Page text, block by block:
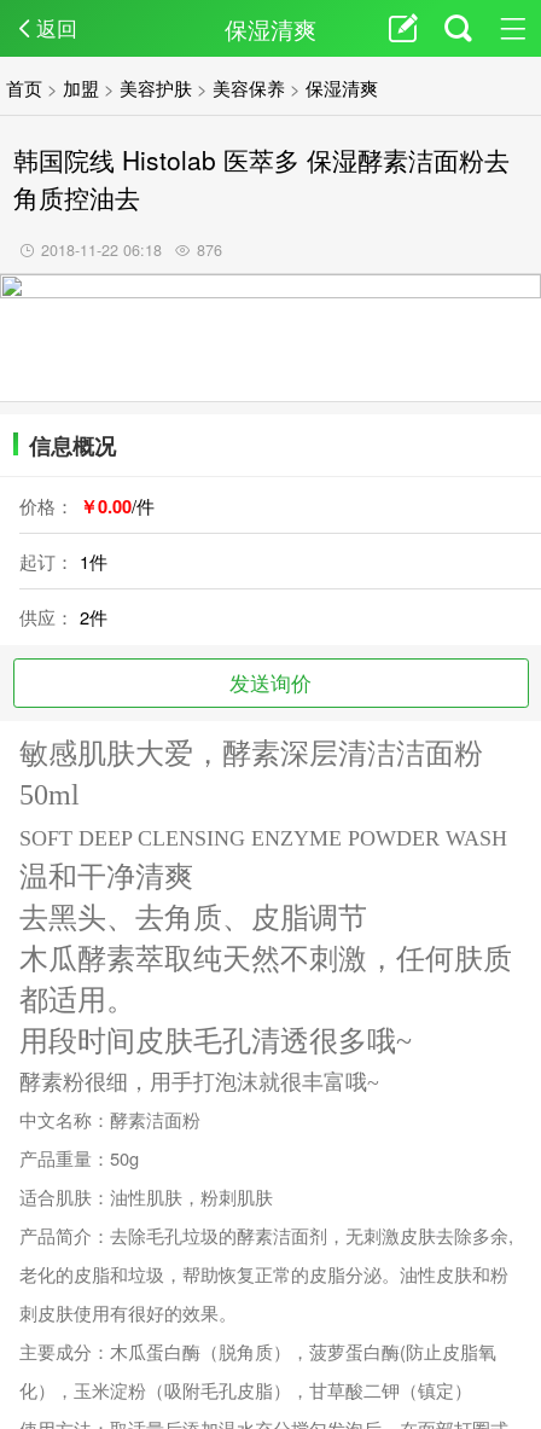
返回 保湿清爽
首页 > 加盟 > 美容护肤 > 美容保养 >保湿清爽
韩国院线 Histolab 医萃多 保湿酵素洁面粉去
角质控油去
2018-11-22 06:18 876
信息概况
价格： ￥0.00/件
起订： 1件
供应： 2件
发送询价
敏感肌肤大爱，酵素深层清洁洁面粉
50ml
SOFT DEEP CLENSING ENZYME POWDER WASH
温和干净清爽
去黑头、去角质、皮脂调节
木瓜酵素萃取纯天然不刺激，任何肤质
都适用。
用段时间皮肤毛孔清透很多哦~
酵素粉很细， 用手打泡沫就很丰富哦~
中文名称： 酵素洁面粉
产品重量： 50g
适合肌肤： 油性肌肤，粉刺肌肤
产品简介： 去除毛孔垃圾的酵素洁面剂，无刺激皮肤去除多余,
老化的皮脂和垃圾，帮助恢复正常的皮脂分泌。油性皮肤和粉
刺皮肤使用有很好的效果。
主要成分： 木瓜蛋白酶（脱角质），菠萝蛋白酶(防止皮脂氧
化），玉米淀粉（吸附毛孔皮脂），甘草酸二钾（镇定）